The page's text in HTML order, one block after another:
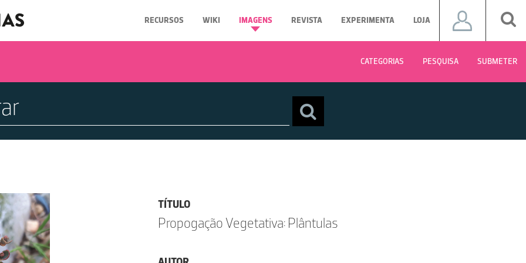
RECURSOS WIKI IMAGENS REVISTA EXPERIMENTA LOJA
CATEGORIAS PESQUISA SUBMETER
TÍTULO
Propogação Vegetativa: Plântulas